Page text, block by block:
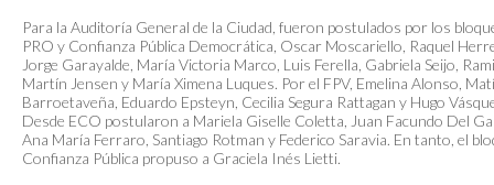
Para la Auditoría General de la Ciudad, fueron postulados por los
PRO y Confianza Pública Democrática, Oscar Moscariello, Raquel
Jorge Garayalde, María Victoria Marco, Luis Ferella, Gabriela Seijo,
Martín Jensen y María Ximena Luques. Por el FPV, Emelina Alonso,
Barroetaveña, Eduardo Epsteyn, Cecilia Segura Rattagan y Hugo
Desde ECO postularon a Mariela Giselle Coletta, Juan Facundo Del
Ana María Ferraro, Santiago Rotman y Federico Saravia. En tanto, el
Confianza Pública propuso a Graciela Inés Lietti.